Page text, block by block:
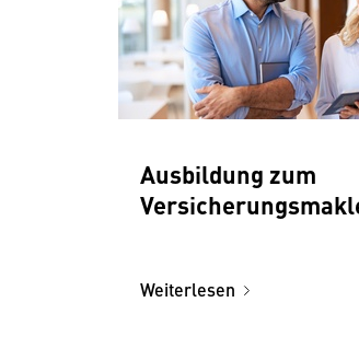
Ausbildung zum
Weiterlesen